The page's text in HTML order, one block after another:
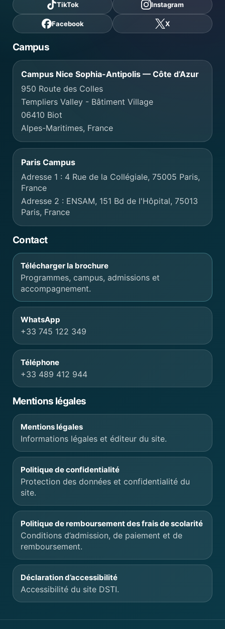
TikTok Instagram
Facebook X
Campus
Campus Nice Sophia-Antipolis — Côte d’Azur
950 Route des Colles
Templiers Valley - Bâtiment Village
06410 Biot
Alpes-Maritimes, France
Paris Campus
Adresse 1 : 4 Rue de la Collégiale, 75005 Paris,
France
Adresse 2 : ENSAM, 151 Bd de l'Hôpital, 75013
Paris, France
Contact
Télécharger la brochure
Programmes, campus, admissions et
accompagnement.
WhatsApp
+33 745 122 349
Téléphone
+33 489 412 944
Mentions légales
Mentions légales
Informations légales et éditeur du site.
Politique de confidentialité
Protection des données et confidentialité du
site.
Politique de remboursement des frais de scolarité
Conditions d’admission, de paiement et de
remboursement.
Déclaration d’accessibilité
Accessibilité du site DSTI.